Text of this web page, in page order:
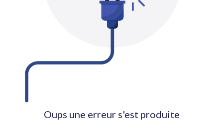
Oups une erreur s'est produite